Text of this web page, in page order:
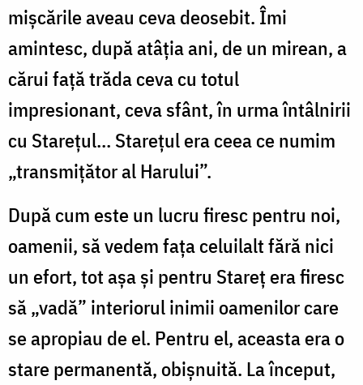
mişcările aveau ceva deosebit. Îmi
amintesc, după atâţia ani, de un mirean, a
cărui faţă trăda ceva cu totul
impresionant, ceva sfânt, în urma întâlnirii
cu Stareţul… Stareţul era ceea ce numim
„transmiţător al Harului”.
După cum este un lucru firesc pentru noi,
oamenii, să vedem faţa celuilalt fără nici
un efort, tot aşa şi pentru Stareţ era firesc
să „vadă” interiorul inimii oamenilor care
se apropiau de el. Pentru el, aceasta era o
stare permanentă, obişnuită. La început,